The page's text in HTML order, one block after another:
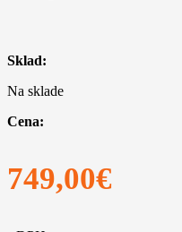
Sklad:
Na sklade
Cena:
749,00€